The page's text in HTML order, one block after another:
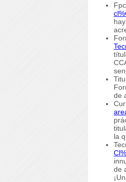
de
la
de